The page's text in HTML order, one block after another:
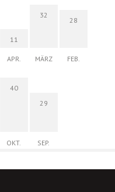
11
APR.
32
MÄRZ
28
FEB.
40
OKT.
29
SEP.